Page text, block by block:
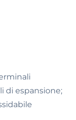
di espansione;